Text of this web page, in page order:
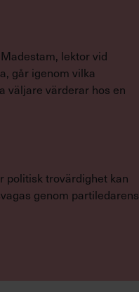
lektor vid
går igenom vilka
väljare värderar hos en
politisk trovärdighet kan
genom partiledarens